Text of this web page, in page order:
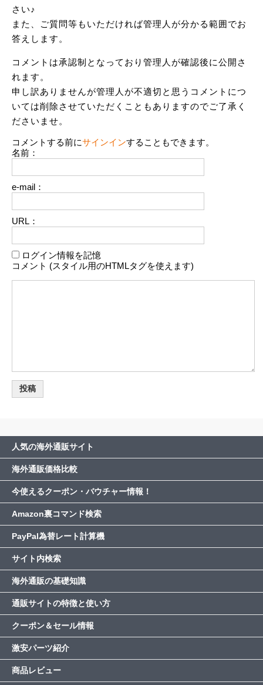
さい♪
また、ご質問等もいただければ管理人が分かる範囲でお
答えします。
コメントは承認制となっており管理人が確認後に公開さ
れます。
申し訳ありませんが管理人が不適切と思うコメントにつ
いては削除させていただくこともありますのでご了承く
ださいませ。
コメントする前にサインインすることもできます。
名前：
e-mail：
URL：
ログイン情報を記憶
コメント (スタイル用のHTMLタグを使えます)
人気の海外通販サイト
海外通販価格比較
今使えるクーポン・バウチャー情報！
Amazon裏コマンド検索
PayPal為替レート計算機
サイト内検索
海外通販の基礎知識
通販サイトの特徴と使い方
クーポン＆セール情報
激安パーツ紹介
商品レビュー